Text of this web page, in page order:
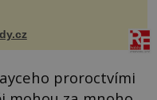
proroctvími